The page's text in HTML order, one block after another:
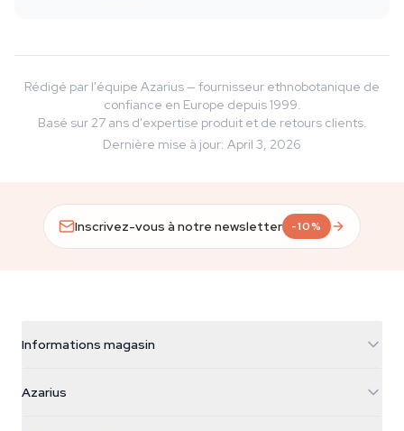
Rédigé par l'équipe Azarius — fournisseur ethnobotanique de
confiance en Europe depuis 1999.
Basé sur 27 ans d'expertise produit et de retours clients.
Dernière mise à jour: April 3, 2026
Inscrivez-vous à notre newsletter -10%
Informations magasin
Galvaniweg 11
Azarius